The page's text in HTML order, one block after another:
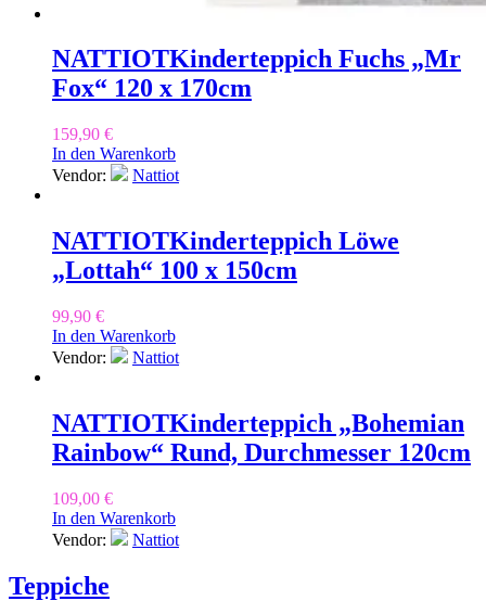
NATTIOTKinderteppich Fuchs „Mr
Fox“ 120 x 170cm
159,90 €
In den Warenkorb
Vendor:
Nattiot
NATTIOTKinderteppich Löwe
„Lottah“ 100 x 150cm
99,90 €
In den Warenkorb
Vendor:
Nattiot
NATTIOTKinderteppich „Bohemian
Rainbow“ Rund, Durchmesser 120cm
109,00 €
In den Warenkorb
Vendor:
Nattiot
Teppiche